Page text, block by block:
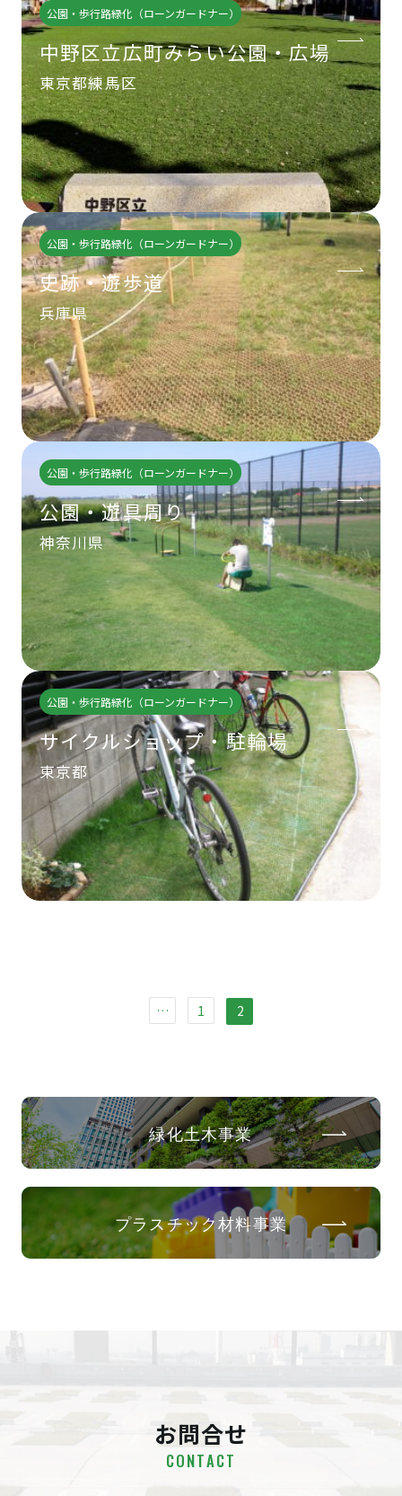
公園・歩行路緑化（ローンガードナー）
中野区立広町みらい公園・広場
東京都練馬区
公園・歩行路緑化（ローンガードナー）
史跡・遊歩道
兵庫県
公園・歩行路緑化（ローンガードナー）
公園・遊具周り
神奈川県
公園・歩行路緑化（ローンガードナー）
サイクルショップ・駐輪場
東京都
… 1 2
緑化土木事業
プラスチック材料事業
お問合せ
CONTACT